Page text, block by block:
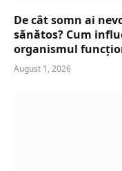
De cât somn ai
sănătos? Cum
organismul
August 1, 2026